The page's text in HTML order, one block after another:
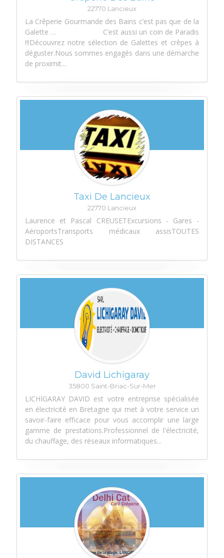
22770 Lancieux
La Crêperie Gourmande des Bains c’est pas que de la
Galette … C’est aussi un coin de Paradis
!!!Découvrez notre sélection de Galettes et crêpes à
déguster.Nous sommes engagés dans une démarche
de proximit...
Taxi De Lancieux
22770 Lancieux
Laurence et Pascal CREUSETExcursions - Gares -
AéroportsTransports médicaux assisTOUTES
DISTANCES
David Lichigaray
35800 Saint-Briac-Sur-Mer
LICHIGARAY DAVID est votre entreprise spécialisée
en électricité en Bretagne qui met à votre service un
savoir-faire efficace pour vous accomplir une large
gamme de prestations.Professionnel de l'électricité,
du chauffage, des réseaux informatiques...